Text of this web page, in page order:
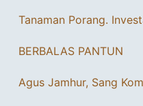
Tanaman Porang.
BERBALAS PANTUN
Agus Jamhur, Sang